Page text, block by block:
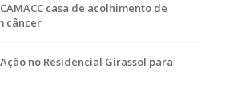
casa de acolhimento de
câncer
Ação no Residencial Girassol para